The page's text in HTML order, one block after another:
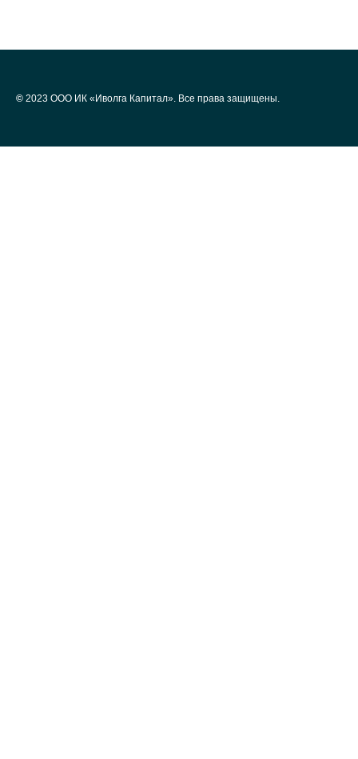
© 2023 ООО ИК «Иволга Капитал». Все права защищены.